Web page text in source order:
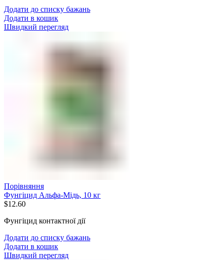
Додати до списку бажань
Додати в кошик
Швидкий перегляд
Порівняння
Фунгіцид Альфа-Мідь, 10 кг
$12.60
Фунгіцид контактної дії
Додати до списку бажань
Додати в кошик
Швидкий перегляд